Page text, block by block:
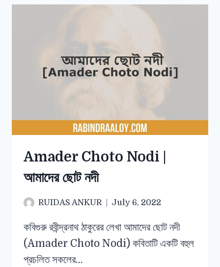
Amader Choto Nodi |
আমাদের ছোট নদী
RUIDAS ANKUR July 6, 2022
কবিগুরু রবীন্দ্রনাথ ঠাকুরের লেখা আমাদের ছোট নদী
(Amader Choto Nodi) কবিতাটি একটি বহুল
প্রচলিত সকলের…